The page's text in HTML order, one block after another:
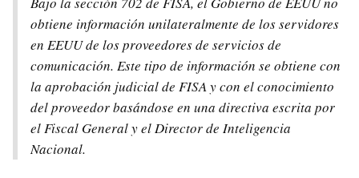
obtiene información unilateralmente de los servidores
en EEUU de los proveedores de servicios de
comunicación. Este tipo de información se obtiene con
la aprobación judicial de FISA y con el conocimiento
del proveedor basándose en una directiva escrita por
el Fiscal General y el Director de Inteligencia
Nacional.